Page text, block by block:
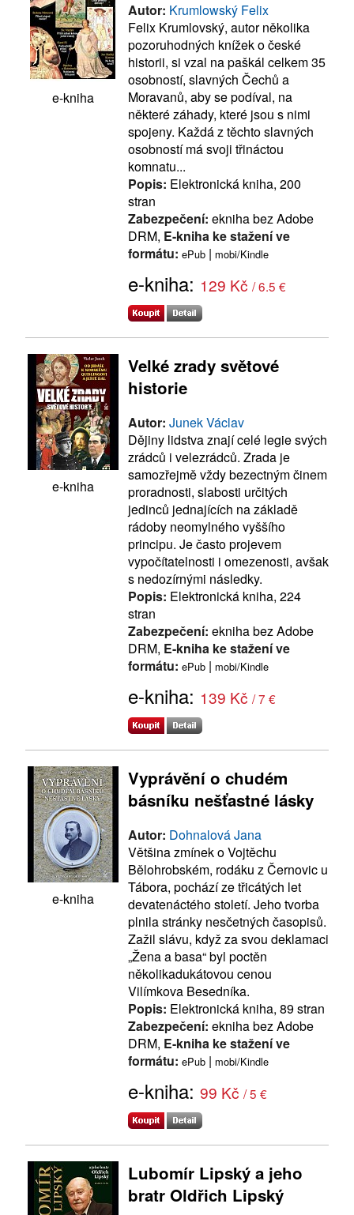
e-kniha
Autor: Krumlowský Felix
Felix Krumlovský, autor několika
pozoruhodných knížek o české
historii, si vzal na paškál celkem 35
osobností, slavných Čechů a
Moravanů, aby se podíval, na
některé záhady, které jsou s nimi
spojeny. Každá z těchto slavných
osobností má svoji třináctou
komnatu...
Popis: Elektronická kniha, 200
stran
Zabezpečení: ekniha bez Adobe
DRM, E-kniha ke stažení ve
formátu: ePub | mobi/Kindle
e-kniha: 129 Kč / 6.5 €
e-kniha
Velké zrady světové
historie
Autor: Junek Václav
Dějiny lidstva znají celé legie svých
zrádců i velezrádců. Zrada je
samozřejmě vždy bezectným činem
proradnosti, slabosti určitých
jedinců jednajících na základě
rádoby neomylného vyššího
principu. Je často projevem
vypočítatelnosti i omezenosti, avšak
s nedozírnými následky.
Popis: Elektronická kniha, 224
stran
Zabezpečení: ekniha bez Adobe
DRM, E-kniha ke stažení ve
formátu: ePub | mobi/Kindle
e-kniha: 139 Kč / 7 €
e-kniha
Vyprávění o chudém
básníku nešťastné lásky
Autor: Dohnalová Jana
Většina zmínek o Vojtěchu
Bělohrobském, rodáku z Černovic u
Tábora, pochází ze třicátých let
devatenáctého století. Jeho tvorba
plnila stránky nesčetných časopisů.
Zažil slávu, když za svou deklamaci
„Žena a basa“ byl poctěn
několikadukátovou cenou
Vilímkova Besedníka.
Popis: Elektronická kniha, 89 stran
Zabezpečení: ekniha bez Adobe
DRM, E-kniha ke stažení ve
formátu: ePub | mobi/Kindle
e-kniha: 99 Kč / 5 €
Lubomír Lipský a jeho
bratr Oldřich Lipský